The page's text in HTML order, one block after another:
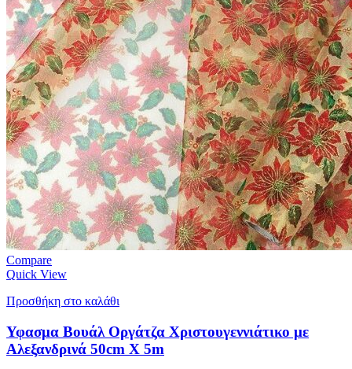
Compare
Quick View
Προσθήκη στο καλάθι
Υφασμα Βουάλ Οργάτζα Χριστουγεννιάτικο με
Αλεξανδρινά 50cm X 5m